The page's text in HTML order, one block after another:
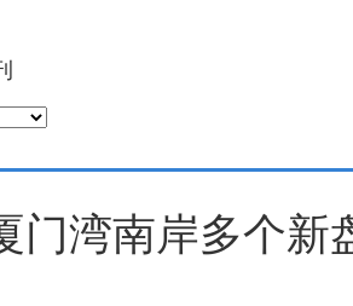
门湾南岸多个新